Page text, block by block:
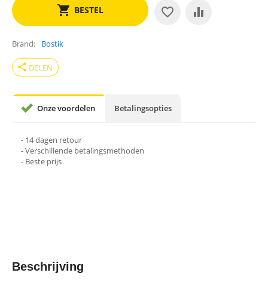
BESTEL
Brand Bostik
share DELEN
Onze voordelen Betalingsopties
- 14 dagen retour
- Verschillende betalingsmethoden
- Beste prijs
Beschrijving